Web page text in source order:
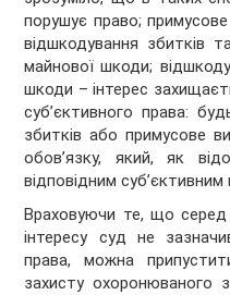
порушує право; примусове
відшкодування збитків
майнової шкоди;
шкоди – інтерес
суб’єктивного права:
збитків або примусове
обов’язку, який, як
відповідним
Враховуючи те, що серед
інтересу суд не
права, можна
захисту охоронюваного